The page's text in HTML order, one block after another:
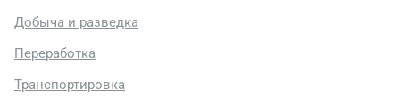
Добыча и разведка
Переработка
Транспортировка